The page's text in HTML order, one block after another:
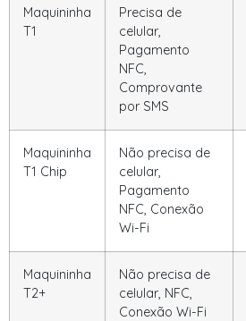
Maquininha
T1
Precisa de
celular,
Pagamento
NFC,
Comprovante
por SMS
Maquininha
T1 Chip
Não precisa de
celular,
Pagamento
NFC, Conexão
Wi-Fi
Maquininha
T2+
Não precisa de
celular, NFC,
Conexão Wi-Fi